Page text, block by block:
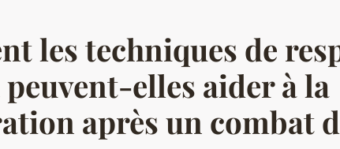
les techniques de
peuvent-elles aider à la
après un combat